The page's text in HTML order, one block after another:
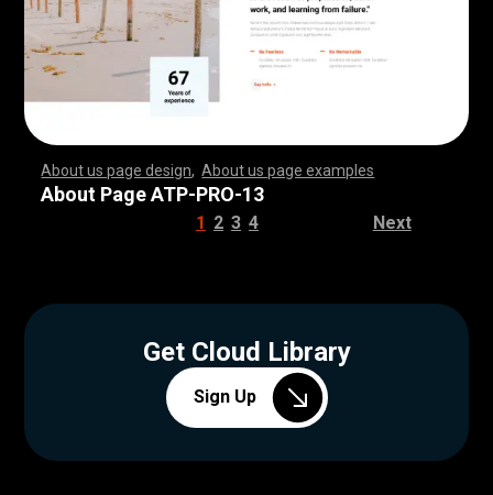
About us page design ,About us page examples
,,,,,,,,,,,,,,,,,,,,,,,, ,,,,,,,,,,,,,,,,,,,,,,,,,,,
,,,,,,,,,,,,,,,,,,,,,,,, ,,,,,,,,,,,,,,,,,,,,,,,,,,,
,,,,,,,,,,,,,,,,,,,,,,,, ,,,,,,,,,,,,,,,,,,,,,,,,,,,
,,,,,,,,,,,,,,,,,,,,,,,, ,,,,,,,,,,,,,,,,,,,,,,,,,,,
,,,,,,,,,,,,,,,,,,,,,,,, ,,,,,,,,,,,,,,,,,,,,,,,,,,,
,,,,,,,,,,,,,,,,,,,,,,,, ,,,,,,,,,,,,,,,,,,,,,,,,,,,
,,,,,,,,,,,,,,,,,,,,,,,, ,,,,,,,,,,,,,,,,,,,,,,,,,,,
,,,,,,,,,,,,,,,,,,,,,,,, ,,,,,,,,,,,,
About Page ATP-PRO-13
1 2 3 4 Next
Get Cloud Library
Sign Up